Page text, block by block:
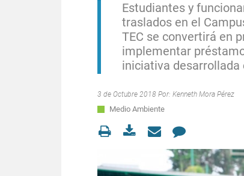
Estudiantes y
traslados en el
TEC se convertirá en
implementar
iniciativa desarrollada
3 de Octubre 2018 Por: Kenneth Mora Pérez
Medio Ambiente